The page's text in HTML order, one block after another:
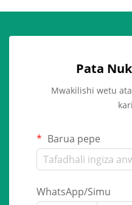
Pata
Mwakilishi wetu
Barua pepe
WhatsApp/Simu